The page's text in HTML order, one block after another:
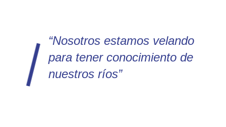
“Nosotros estamos velando
para tener conocimiento de
nuestros ríos”